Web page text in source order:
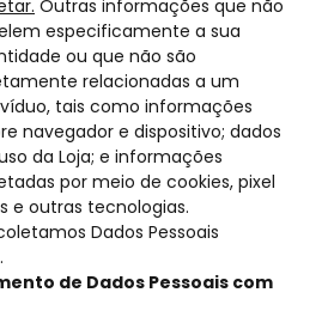
Outras informações que não
especificamente a sua
ou que não são
relacionadas a um
tais como informações
navegador e dispositivo; dados
da Loja; e informações
por meio de cookies, pixel
e outras tecnologias.
Dados Pessoais
de Dados Pessoais com